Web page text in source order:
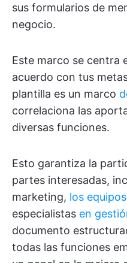
sus formularios de
negocio.
Este marco se centra
acuerdo con tus
plantilla es un marco
correlaciona las
diversas funciones.
Esto garantiza la
partes interesadas,
marketing, los
especialistas en
documento
todas las funciones